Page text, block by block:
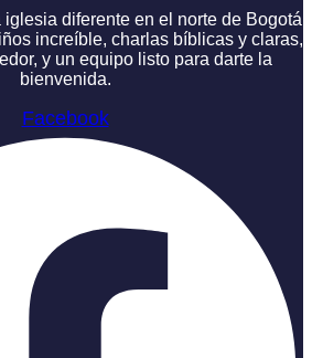
diferente en el norte de Bogotá
increíble, charlas bíblicas y claras,
y un equipo listo para darte la
bienvenida.
Facebook